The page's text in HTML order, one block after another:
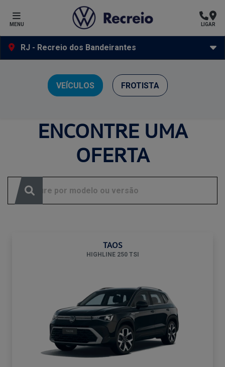
MENU LIGAR
RJ - Recreio dos Bandeirantes
VEÍCULOS FROTISTA
Ofertas Volkswagen Recreio
Clique e solicite sua proposta.
ENCONTRE UMA
OFERTA
TAOS
HIGHLINE 250 TSI